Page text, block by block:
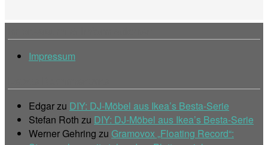
Impressum
Edgarzu DIY: DJ-Möbel aus Ikea’s Besta-Serie
Stefan Roth zu DIY: DJ-Möbel aus Ikea’s Besta-Serie
Werner Gehring zu Gramovox „Floating Record“: